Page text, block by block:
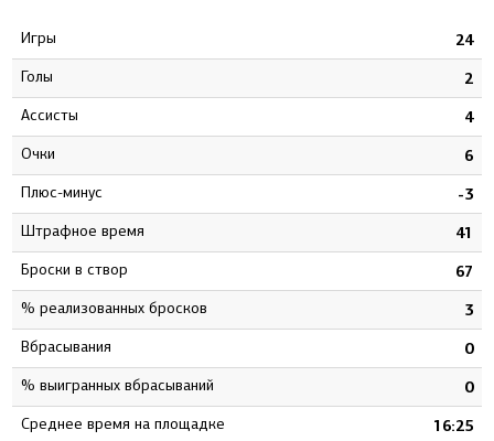
Игры 24
Голы 2
Ассисты 4
Очки 6
Плюс-минус -3
штрафное время 41
Броски в створ 67
% реализованных бросков 3
Вбрасывания 0
% выигранных вбрасываний 0
Среднее время на площадке 16:25